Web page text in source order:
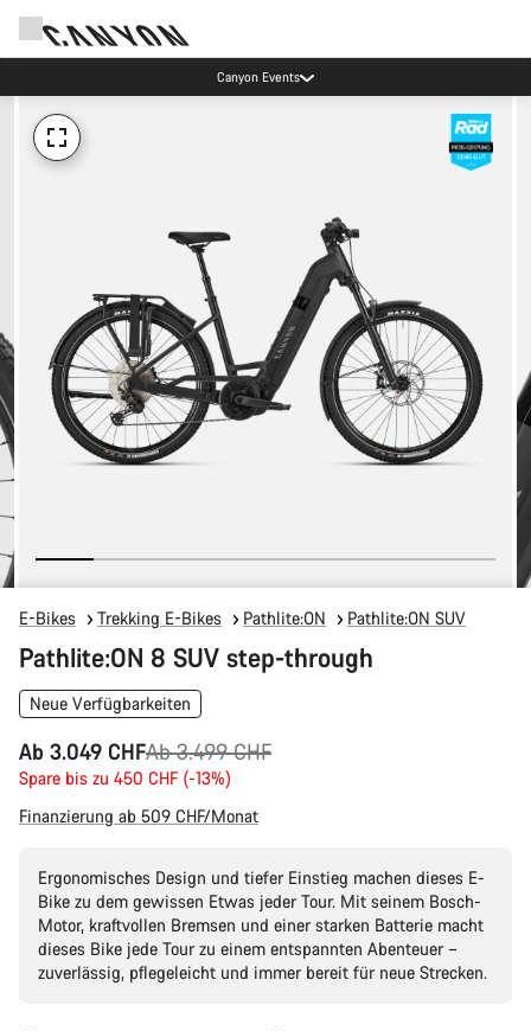
Canyon Events
E-Bikes Trekking E-Bikes Pathlite:ON Pathlite:ON SUV
Pathlite:ON 8 SUV step-through
Neue Verfügbarkeiten
Ab 3.049 CHF
UrsprungspreisAb 3.499 CHF
Spare bis zu 450 CHF (-13%)
Finanzierung ab 509 CHF/Monat
Ergonomisches Design und tiefer Einstieg machen dieses E-
Bike zu dem gewissen Etwas jeder Tour. Mit seinem Bosch-
Motor, kraftvollen Bremsen und einer starken Batterie macht
dieses Bike jede Tour zu einem entspannten Abenteuer –
zuverlässig, pflegeleicht und immer bereit für neue Strecken.